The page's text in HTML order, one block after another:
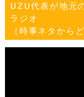
UZU代表が地元
ラジオ
（時事ネタから